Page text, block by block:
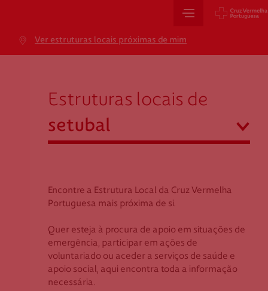
Ver estruturas locais próximas de mim
sede@cruzvermelha.org.pt
Avenida Casal Ribeiro, 59, 6º, 1049-053 Lisboa
+351 707 10 28 28
Apoio ao Doador
Estruturas locais de
setubal
Beja
Bragança
Castelo Branco
Coimbra
Encontre a Estrutura Local da Cruz Vermelha
Portuguesa mais próxima de si.
Quer esteja à procura de apoio em situações de
emergência, participar em ações de
voluntariado ou aceder a serviços de saúde e
apoio social, aqui encontra toda a informação
necessária.